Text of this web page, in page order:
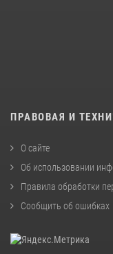
ПРАВОВАЯ И
О сайте
Об использовании
Правила обработки
Сообщить об ошибках